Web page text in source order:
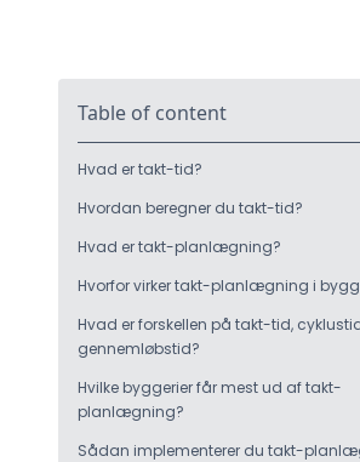
Table of content
Hvad er takt-tid?
Hvordan beregner du takt-tid?
Hvad er takt-planlægning?
Hvorfor virker takt-planlægning i
Hvad er forskellen på takt-tid,
gennemløbstid?
Hvilke byggerier får mest ud af takt-
planlægning?
Sådan implementerer du takt-